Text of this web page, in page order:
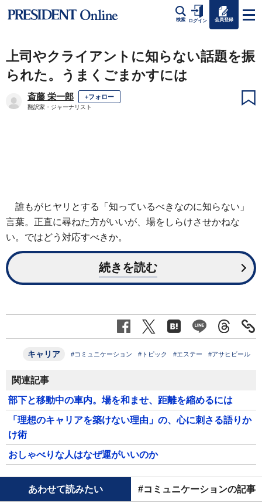
検索 ログイン 会員登録
上司やクライアントに知らない話題を振
られた。うまくごまかすには
斎藤 栄一郎 +フォロー
翻訳家・ジャーナリスト
誰もがヒヤリとする「知っているべきなのに知らない」
言葉。正直に尋ねた方がいいが、場をしらけさせかねな
い。ではどう対応すべきか。
続きを読む
キャリア #コミュニケーション #トピック #エステー #アサヒビール
関連記事
部下と移動中の車内。場を和ませ、距離を縮めるには
「理想のキャリアを築けない理由」の、心に刺さる語りか
け術
おしゃべりな人はなぜ運がいいのか
あわせて読みたい #コミュニケーションの記事